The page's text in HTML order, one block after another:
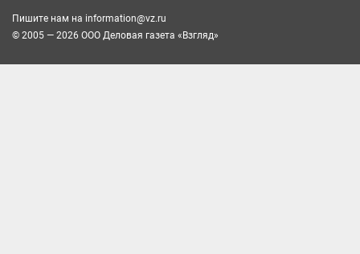
Пишите нам на information@vz.ru
© 2005 — 2026 ООО Деловая газета «Взгляд»